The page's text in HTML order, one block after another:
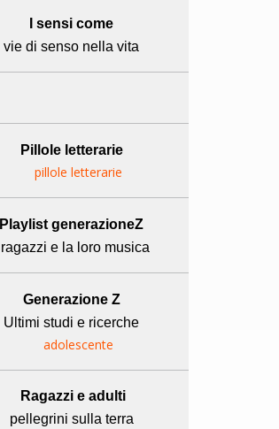
I sensi come
vie di senso nella vita
Pillole letterarie
Playlist generazioneZ
I ragazzi e la loro musica
Generazione Z
Ultimi studi e ricerche
Ragazzi e adulti
pellegrini sulla terra